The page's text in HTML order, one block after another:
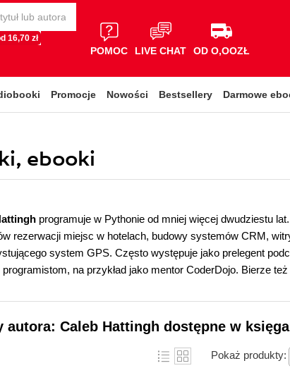
16,70 zł
POMOC LIVE CHAT OD O,OOZŁ
Promocje Nowości Bestsellery Darmowe
ebooki
programuje w Pythonie od mniej więcej dwudziestu
rezerwacji miejsc w hotelach, budowy systemów CRM,
system GPS. Często występuje jako prelegent
programistom, na przykład jako mentor CoderDojo. Bierze
autora: Caleb Hattingh dostępne w
Pokaż produkty: